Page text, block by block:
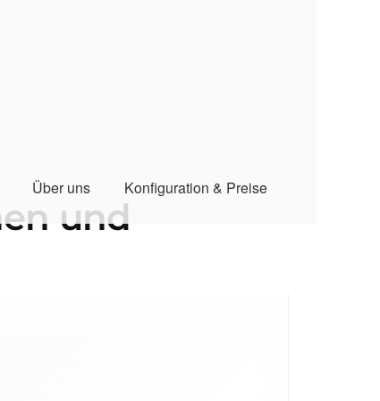
Über uns Konfiguration & Preise
und